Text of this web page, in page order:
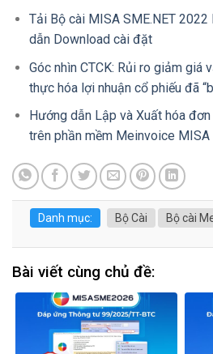
Tải Bộ cài MISA SME.NET
dẫn Download cài đặt
Góc nhìn CTCK: Rủi ro giảm giá
thực hóa lợi nhuận cổ phiếu đã
Hướng dẫn Lập và Xuất hóa
trên phần mềm Meinvoice MISA
Danh mục: Bộ Cài Bộ cài
Bài viết cùng chủ đề: